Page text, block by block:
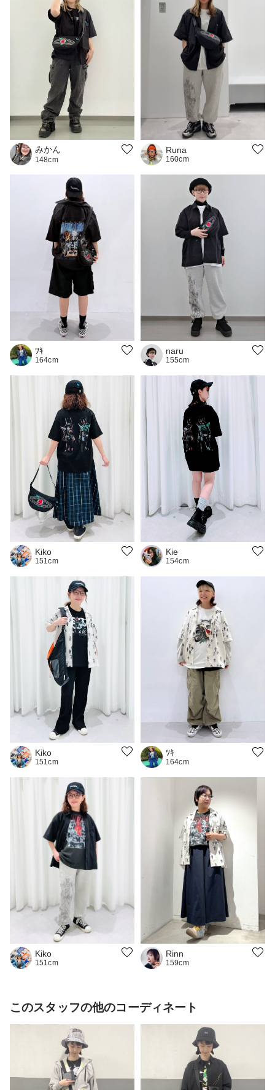
みかん
148cm
Runa
160cm
ﾂｷ
164cm
naru
155cm
Kiko
151cm
Kie
154cm
Kiko
151cm
ﾂｷ
164cm
Kiko
151cm
Rinn
159cm
このスタッフの他のコーディネート